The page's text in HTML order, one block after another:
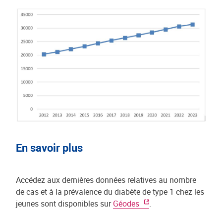
En savoir plus
Accédez aux dernières données relatives au nombre
de cas et à la prévalence du diabète de type 1 chez les
jeunes sont disponibles surGéodes .